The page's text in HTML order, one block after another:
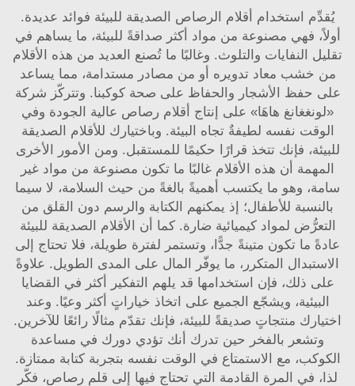
يُقدِّم استخدام أقلام الرصاص الصديقة للبيئة فوائد عديدة.
أولاً، فهي مصنوعة من مواد أكثر صداقةً للبيئة، ما يساهم في
تقليل النفايات والتلوث. وغالبًا ما تُصنع العديد من هذه الأقلام
من خشب معاد تدويره أو من مصادر مستدامة، مما يساعد
على حفظ الأشجار والحفاظ على صحة كوكبنا. وتتركّز شركة
«لونغغانغ هاهَا» على إنتاج أقلام رصاص عالية الجودة وفي
الوقت نفسه لطيفةٌ تجاه البيئة. وباختيارك للأقلام الصديقة
للبيئة، فإنك تتخذ قرارًا حكيمًا للمستقبل. ومن الأمور الأخرى
المهمة أن هذه الأقلام غالبًا ما تكون مصنوعة من مواد غير
سامة، وهو ما يكتسب أهميةً بالغةً من حيث السلامة، لا سيما
بالنسبة للأطفال؛ إذ يمكنهم الكتابة والرسم دون القلق من
التعرُّض لمواد كيميائية ضارة. كما أن الأقلام الصديقة للبيئة
عادةً ما تكون متينةً جدًّا، وتستمر لفترة طويلة، فلا تحتاج إلى
الاستبدال المتكرر، ما يوفّر المال على المدى الطويل. علاوةً
على ذلك، فإن استخدامها قد يلهم التفكير أكثر في القضايا
البيئية، ويشجّع الجميع على اتخاذ خياراتٍ أكثر وعيًا. وعند
اختيارك منتجاتٍ صديقةً للبيئة، فإنك تقدّم مثالًا رائعًا للآخرين.
وتشعر بالفخر حين تدرك أنك تؤدي دورك في مساعدة
الكوكب، مع الاستمتاع في الوقت نفسه بتجربة كتابة ممتازة.
لذا، في المرة القادمة التي تحتاج فيها إلى قلم رصاص، فكّر